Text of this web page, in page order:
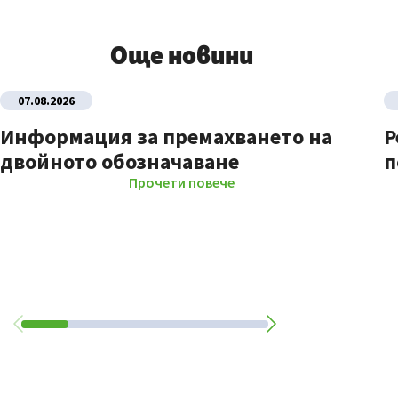
Още новини
07.08.2026
Информация за премахването на
двойното обозначаване
Прочети повече